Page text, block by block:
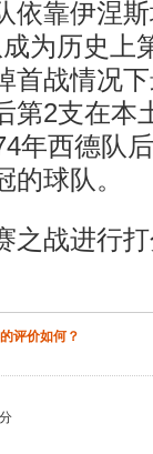
依靠伊涅
为历史上
首战情况
第2支在本
年西德队
球队。
战进行打
评价如何？